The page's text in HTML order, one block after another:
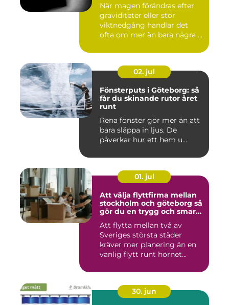
När magen förändras efter
graviditeter eller stor
viktnedgång handlar det
ofta om mer än bara några ...
02. jul
Fönsterputs i Göteborg: så
får du skinande rutor året
runt
Rena fönster gör mer än att
bara släppa in ljus. De
påverkar hur ett hem u...
01. jul
Att välja flyttfirma mellan
stockholm och göteborg så
gör du en trygg och smart
Att flytta mellan två av
Sveriges största städer
kräver mer planering än en
vanlig flytt runt hörnet...
30. jun